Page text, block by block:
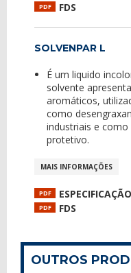
PDF FDS
SOLVENPAR L
É um liquido
solvente
aromáticos,
como
industriais e
protetivo.
MAIS INFORMAÇÕES
PDF ESPECIFICAÇÃO
PDF FDS
OUTROS